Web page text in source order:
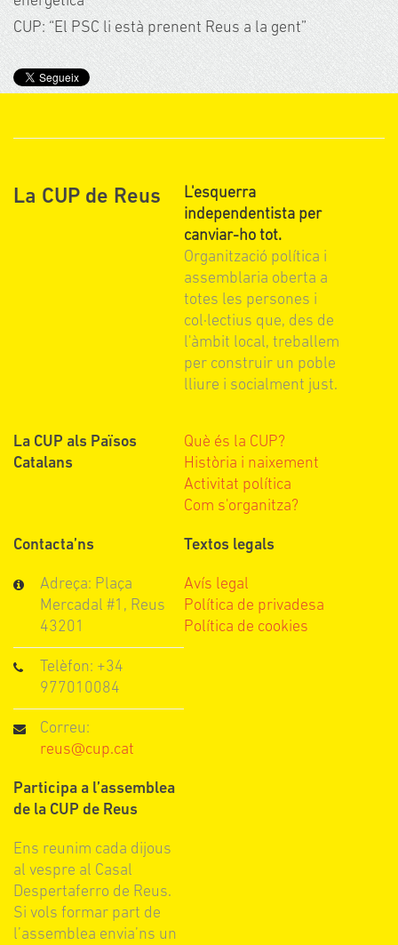
CUP: “El PSC li està prenent Reus a la gent”
La CUP de Reus
L'esquerra
independentista per
canviar-ho tot.
Organització política i
assemblaria oberta a
totes les persones i
col·lectius que, des de
l'àmbit local, treballem
per construir un poble
lliure i socialment just.
La CUP als Països
Catalans
Què és la CUP?
Història i naixement
Activitat política
Com s'organitza?
Contacta’ns
Adreça: Plaça
Mercadal #1, Reus
43201
Telèfon: +34
977010084
Correu:
reus@cup.cat
Participa a l’assemblea
de la CUP de Reus
Ens reunim cada dijous
al vespre al Casal
Despertaferro de Reus.
Si vols formar part de
l’assemblea envia’ns un
Textos legals
Avís legal
Política de privadesa
Política de cookies